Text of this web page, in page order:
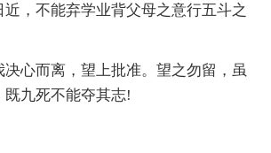
，不能弃学业背父母之意行五斗之
心而离，望上批准。望之勿留，虽
九死不能夺其志!